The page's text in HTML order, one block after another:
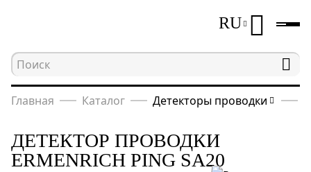
RU
Главная Каталог Детекторы проводки
ДЕТЕКТОР ПРОВОДКИ
ERMENRICH PING SA20